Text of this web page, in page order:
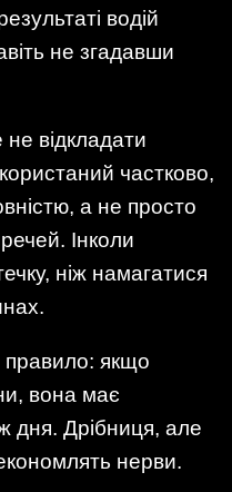
водій
не згадавши
відкладати
частково,
а не просто
Інколи
ніж намагатися
правило: якщо
вона має
дня. Дрібниця, але
нерви.